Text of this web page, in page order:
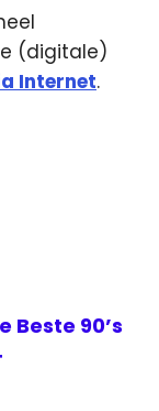
(digitale)
Internet.
Beste 90’s